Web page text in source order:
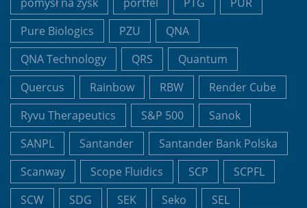
Pure Biologics
PZU
QNA
QNA Technology
QRS
Quantum
Quercus
Rainbow RBW
Render Cube
Ryvu Therapeutics
S&P 500
Sanok
SANPL
Santander
Santander Bank Polska
Scanway
Scope Fluidics SCP
SCPFL
SCW
SDG SEK Seko
SEL